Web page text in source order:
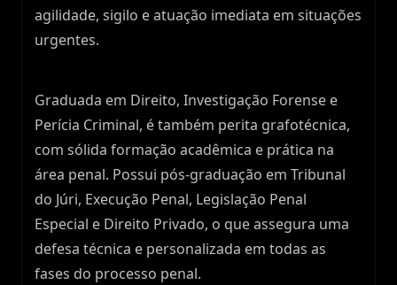
agilidade, sigilo e atuação imediata em situações
urgentes.
Graduada em Direito, Investigação Forense e
Perícia Criminal, é também perita grafotécnica,
com sólida formação acadêmica e prática na
área penal. Possui pós-graduação em Tribunal
do Júri, Execução Penal, Legislação Penal
Especial e Direito Privado, o que assegura uma
defesa técnica e personalizada em todas as
fases do processo penal.